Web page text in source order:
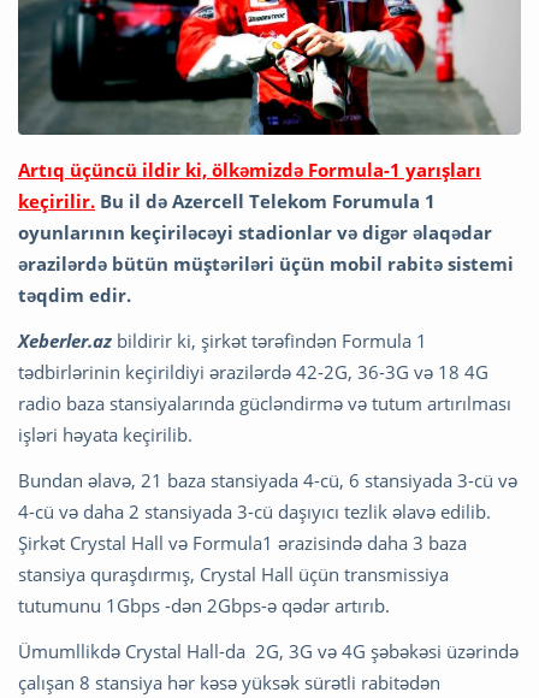
Artıq üçüncü ildir ki, ölkəmizdə Formula-1 yarışları
keçirilir. Bu il də Azercell Telekom Forumula 1
oyunlarının keçiriləcəyi stadionlar və digər əlaqədar
ərazilərdə bütün müştəriləri üçün mobil rabitə sistemi
təqdim edir.
Xeberler.az bildirir ki, şirkət tərəfindən Formula 1
tədbirlərinin keçirildiyi ərazilərdə 42-2G, 36-3G və 18 4G
radio baza stansiyalarında gücləndirmə və tutum artırılması
işləri həyata keçirilib.
Bundan əlavə, 21 baza stansiyada 4-cü, 6 stansiyada 3-cü və
4-cü və daha 2 stansiyada 3-cü daşıyıcı tezlik əlavə edilib.
Şirkət Crystal Hall və Formula1 ərazisində daha 3 baza
stansiya quraşdırmış, Crystal Hall üçün transmissiya
tutumunu 1Gbps -dən 2Gbps-ə qədər artırıb.
Ümumllikdə Crystal Hall-da 2G, 3G və 4G şəbəkəsi üzərində
çalışan 8 stansiya hər kəsə yüksək sürətli rabitədən